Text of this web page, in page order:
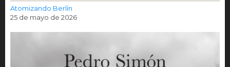
Atomizando Berlín
25 de mayo de 2026